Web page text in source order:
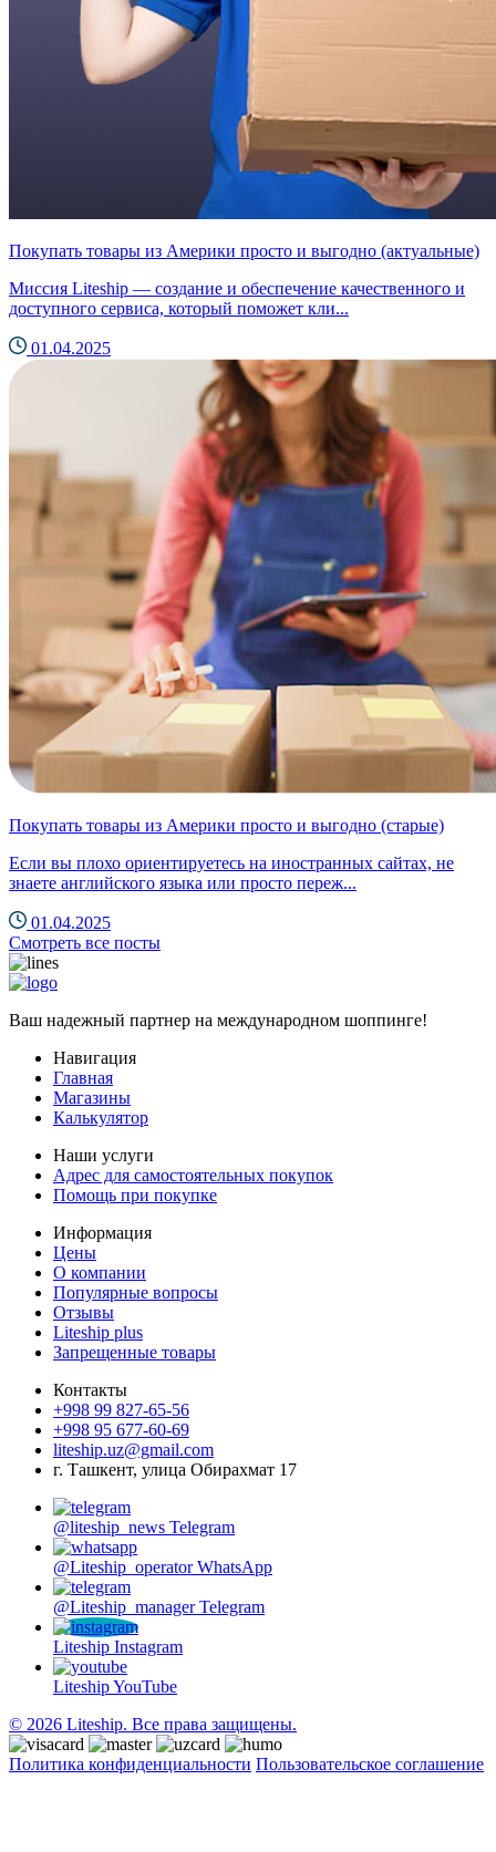
Покупать товары из Америки просто и выгодно (актуальные)
Миссия Liteship — создание и обеспечение качественного и
доступного сервиса, который поможет кли...
01.04.2025
Покупать товары из Америки просто и выгодно (старые)
Если вы плохо ориентируетесь на иностранных сайтах, не
знаете английского языка или просто переж...
01.04.2025
Смотреть все посты
Ваш надежный партнер на международном шоппинге!
Навигация
Главная
Магазины
Калькулятор
Наши услуги
Адрес для самостоятельных покупок
Помощь при покупке
Информация
Цены
О компании
Популярные вопросы
Отзывы
Liteship plus
Запрещенные товары
Контакты
+998 99 827-65-56
+998 95 677-60-69
liteship.uz@gmail.com
г. Ташкент, улица Обирахмат 17
@liteship_news Telegram
@Liteship_operator WhatsApp
@Liteship_manager Telegram
Liteship Instagram
LiteshipYouTube
© 2026 Liteship. Все права защищены.
Политика конфиденциальности Пользовательское соглашение